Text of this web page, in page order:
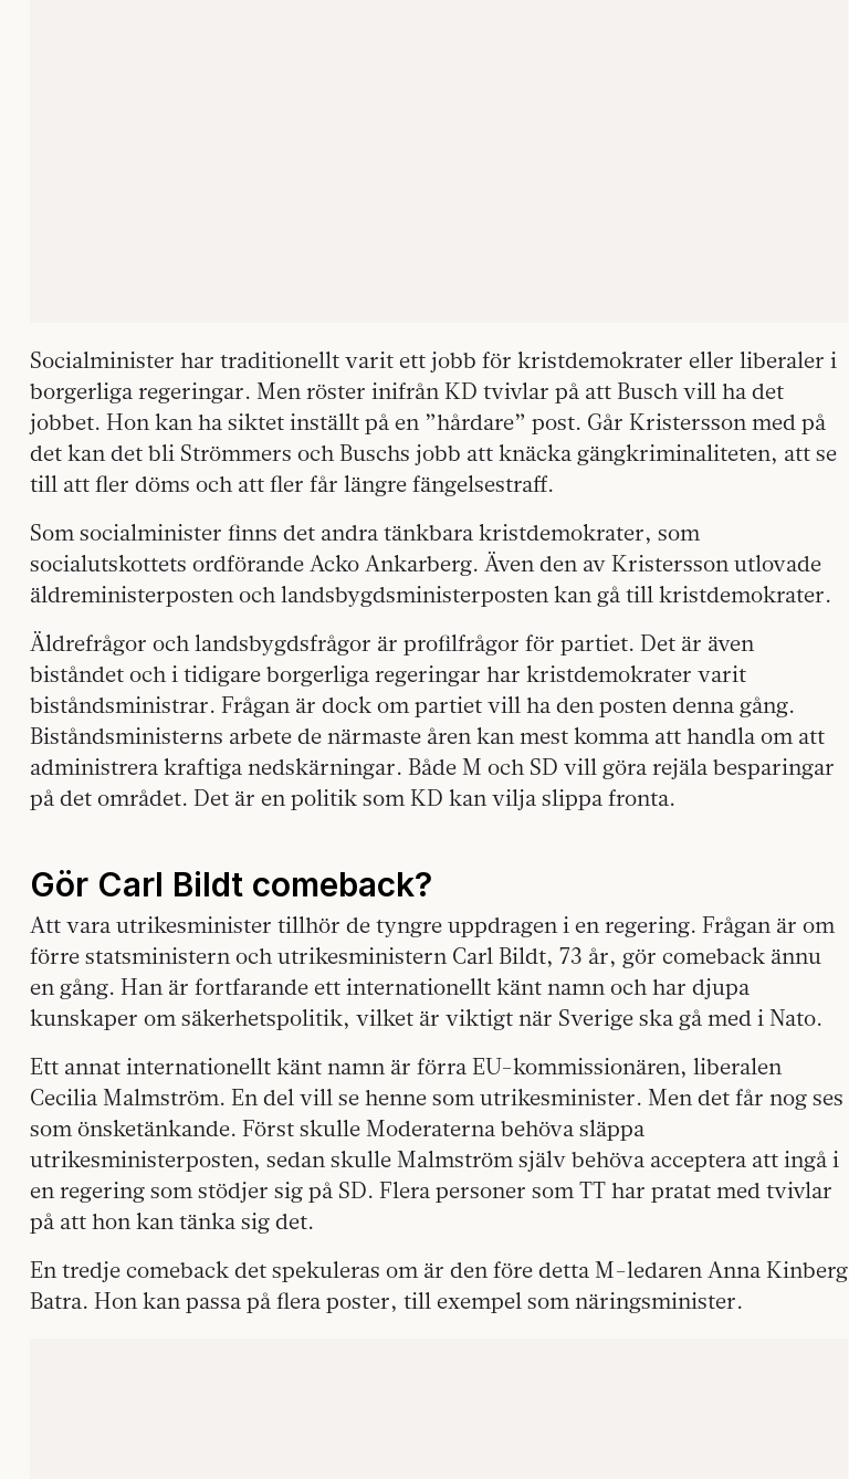
Socialminister har traditionellt varit ett jobb för kristdemokrater eller liberaler i
borgerliga regeringar. Men röster inifrån KD tvivlar på att Busch vill ha det
jobbet. Hon kan ha siktet inställt på en ”hårdare” post. Går Kristersson med på
det kan det bli Strömmers och Buschs jobb att knäcka gängkriminaliteten, att se
till att fler döms och att fler får längre fängelsestraff.
Som socialminister finns det andra tänkbara kristdemokrater, som
socialutskottets ordförande Acko Ankarberg. Även den av Kristersson utlovade
äldreministerposten och landsbygdsministerposten kan gå till kristdemokrater.
Äldrefrågor och landsbygdsfrågor är profilfrågor för partiet. Det är även
biståndet och i tidigare borgerliga regeringar har kristdemokrater varit
biståndsministrar. Frågan är dock om partiet vill ha den posten denna gång.
Biståndsministerns arbete de närmaste åren kan mest komma att handla om att
administrera kraftiga nedskärningar. Både M och SD vill göra rejäla besparingar
på det området. Det är en politik som KD kan vilja slippa fronta.
Gör Carl Bildt comeback?
Att vara utrikesminister tillhör de tyngre uppdragen i en regering. Frågan är om
förre statsministern och utrikesministern Carl Bildt, 73 år, gör comeback ännu
en gång. Han är fortfarande ett internationellt känt namn och har djupa
kunskaper om säkerhetspolitik, vilket är viktigt när Sverige ska gå med i Nato.
Ett annat internationellt känt namn är förra EU-kommissionären, liberalen
Cecilia Malmström. En del vill se henne som utrikesminister. Men det får nog ses
som önsketänkande. Först skulle Moderaterna behöva släppa
utrikesministerposten, sedan skulle Malmström själv behöva acceptera att ingå i
en regering som stödjer sig på SD. Flera personer som TT har pratat med tvivlar
på att hon kan tänka sig det.
En tredje comeback det spekuleras om är den före detta M-ledaren Anna Kinberg
Batra. Hon kan passa på flera poster, till exempel som näringsminister.